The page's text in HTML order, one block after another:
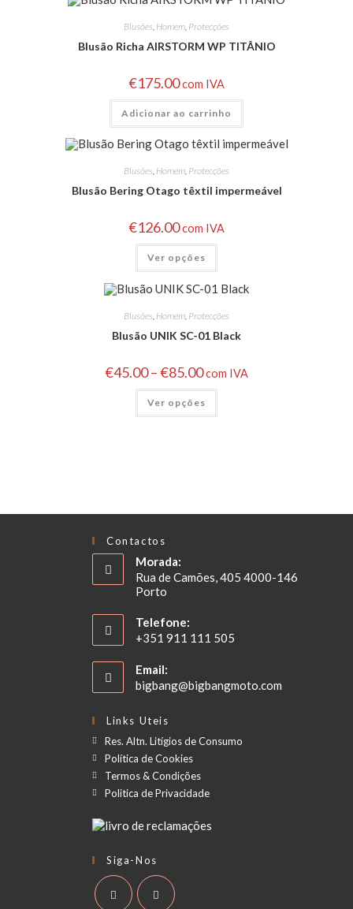
Blusões Homem Protecções
Blusão Richa AIRSTORM WP TITÂNIO
€175.00com IVA
Adicionar ao carrinho
Blusões, Homem, Protecções
Blusão Bering Otago têxtil impermeável
€126.00com IVA
Ver opções
Blusões, Homem, Protecções
Blusão UNIK SC-01 Black
€45.00–€85.00com IVA
Ver opções
Contactos
Morada:
Rua de Camões, 405 4000-146
Porto
Telefone:
+351 911 111 505
Email:
bigbang@bigbangmoto.com
Links Uteis
Res. Altn. Litígios de Consumo
Política de Cookies
Termos & Condições
Politica de Privacidade
Siga-Nos